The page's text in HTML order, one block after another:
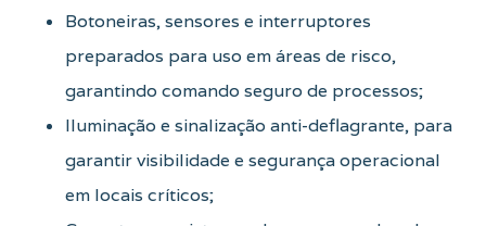
Botoneiras, sensores e interruptores
preparados para uso em áreas de risco,
garantindo comando seguro de processos;
Iluminação e sinalização anti-deflagrante, para
garantir visibilidade e segurança operacional
em locais críticos;